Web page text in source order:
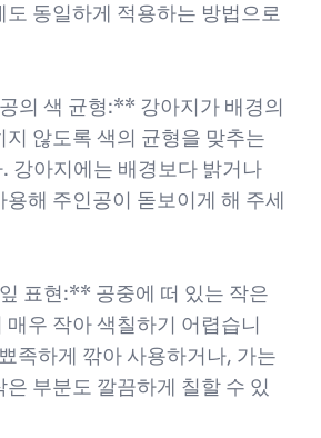
도 동일하게 적용하는 방법으로
의 색 균형:** 강아지가 배경의
지 않도록 색의 균형을 맞추는
강아지에는 배경보다 밝거나
해 주인공이 돋보이게 해 주세
표현:** 공중에 떠 있는 작은
우 작아 색칠하기 어렵습니
족하게 깎아 사용하거나, 가는
부분도 깔끔하게 칠할 수 있